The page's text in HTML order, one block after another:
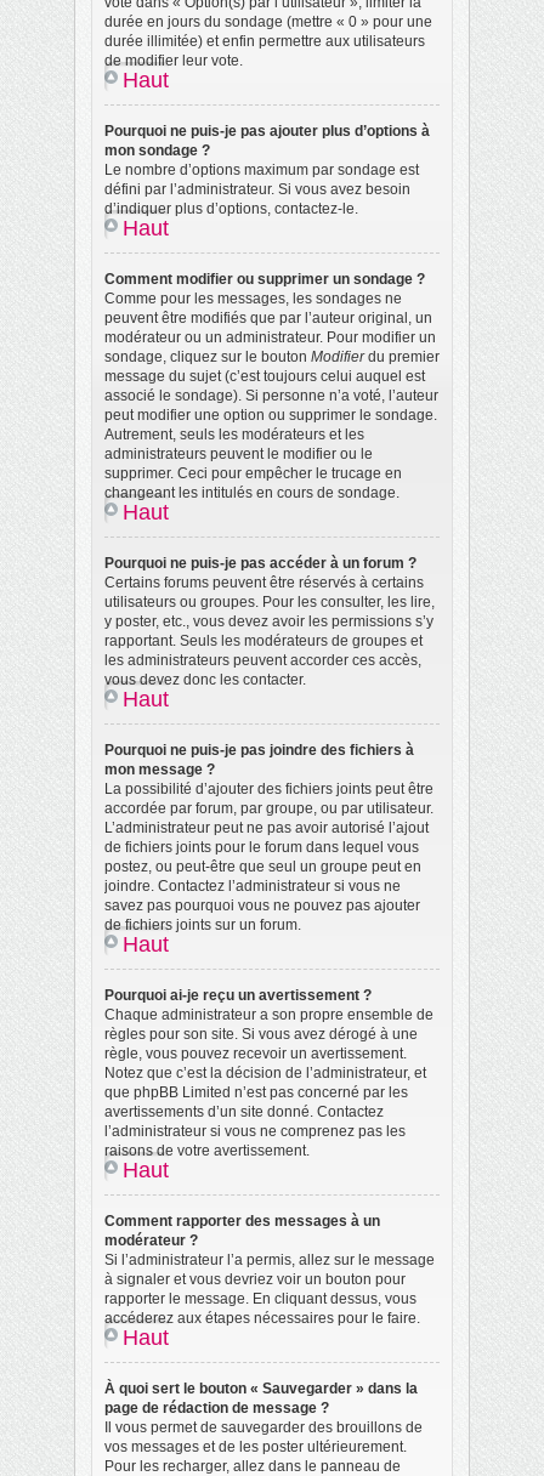
durée en jours du sondage (mettre « 0 » pour une
durée illimitée) et enfin permettre aux utilisateurs
de modifier leur vote.
Haut
Pourquoi ne puis-je pas ajouter plus d’options à
mon sondage ?
Le nombre d’options maximum par sondage est
défini par l’administrateur. Si vous avez besoin
d’indiquer plus d’options, contactez-le.
Haut
Comment modifier ou supprimer un sondage ?
Comme pour les messages, les sondages ne
peuvent être modifiés que par l’auteur original, un
modérateur ou un administrateur. Pour modifier un
sondage, cliquez sur le bouton Modifierdu premier
message du sujet (c’est toujours celui auquel est
associé le sondage). Si personne n’a voté, l’auteur
peut modifier une option ou supprimer le sondage.
Autrement, seuls les modérateurs et les
administrateurs peuvent le modifier ou le
supprimer. Ceci pour empêcher le trucage en
changeant les intitulés en cours de sondage.
Haut
Pourquoi ne puis-je pas accéder à un forum ?
Certains forums peuvent être réservés à certains
utilisateurs ou groupes. Pour les consulter, les lire,
y poster, etc., vous devez avoir les permissions s’y
rapportant. Seuls les modérateurs de groupes et
les administrateurs peuvent accorder ces accès,
vous devez donc les contacter.
Haut
Pourquoi ne puis-je pas joindre des fichiers à
mon message ?
La possibilité d’ajouter des fichiers joints peut être
accordée par forum, par groupe, ou par utilisateur.
L’administrateur peut ne pas avoir autorisé l’ajout
de fichiers joints pour le forum dans lequel vous
postez, ou peut-être que seul un groupe peut en
joindre. Contactez l’administrateur si vous ne
savez pas pourquoi vous ne pouvez pas ajouter
de fichiers joints sur un forum.
Haut
Pourquoi ai-je reçu un avertissement ?
Chaque administrateur a son propre ensemble de
règles pour son site. Si vous avez dérogé à une
règle, vous pouvez recevoir un avertissement.
Notez que c’est la décision de l’administrateur, et
que phpBB Limited n’est pas concerné par les
avertissements d’un site donné. Contactez
l’administrateur si vous ne comprenez pas les
raisons de votre avertissement.
Haut
Comment rapporter des messages à un
modérateur ?
Si l’administrateur l’a permis, allez sur le message
à signaler et vous devriez voir un bouton pour
rapporter le message. En cliquant dessus, vous
accéderez aux étapes nécessaires pour le faire.
Haut
À quoi sert le bouton « Sauvegarder » dans la
page de rédaction de message ?
Il vous permet de sauvegarder des brouillons de
vos messages et de les poster ultérieurement.
Pour les recharger, allez dans le panneau de